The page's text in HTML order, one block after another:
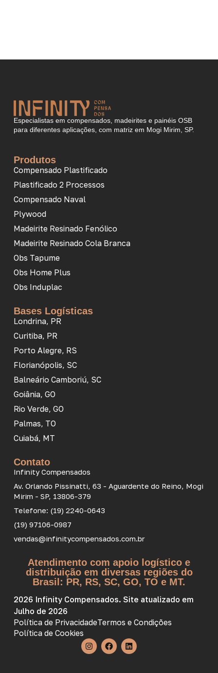
Especialistas em compensados, madeirites e painéis OSB
para diferentes aplicações, com matriz em Mogi Mirim, SP.
Produtos
Compensado Plastificado
Plastificado 2 Processos
Compensado Naval
Plywood
Madeirite Resinado Fenólico
Madeirite Resinado Cola Branca
Obs Tapume
Obs Home Plus
Obs Induplac
Bases Logísticas
Londrina, PR
Curitiba, PR
Porto Alegre, RS
Florianópolis, SC
Balneário Camboriú, SC
Goiânia, GO
Rio Verde, GO
Palmas, TO
Cuiabá, MT
Contato
Infinity Compensados
Av. Orlando Pissinatti, 63 - Aguardente do Reino, Mogi
Mirim - SP, 13806-379
Telefone: (19) 2240-0643
(19) 97106-0987
vendas@infinitycompensados.com.br
Atendimento com apoio logístico e
distribuição em diversas regiões do
Brasil: PR, RS, SC, GO, TO e MT.
2026 Infinity Compensados. Site atualizado em
Julho de 2026
Política de PrivacidadeTermos e Condições
Política de Cookies